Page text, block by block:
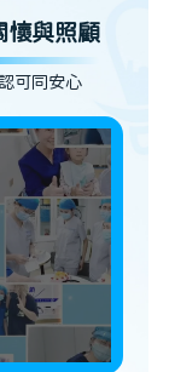
懷與照顧
可同安心